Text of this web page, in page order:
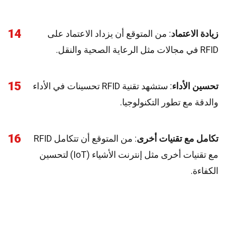
14 زيادة الاعتماد: من المتوقع أن يزداد الاعتماد على
RFID في مجالات مثل الرعاية الصحية والنقل.
15 تحسين الأداء
: ستشهد تقنية RFID تحسينات في الأداء
والدقة مع تطور التكنولوجيا.
16 تكامل مع تقنيات أخرى
: من المتوقع أن تتكامل RFID
مع تقنيات أخرى مثل إنترنت الأشياء (IoT) لتحسين
الكفاءة.